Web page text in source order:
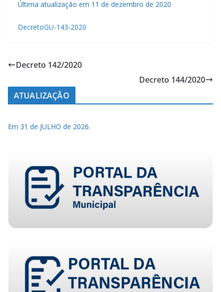
Última atualização em 11 de dezembro de 2020
DecretoGU-143-2020
Decreto 142/2020
Decreto 144/2020
ATUALIZAÇÃO
Em 31 de JULHO de 2026.